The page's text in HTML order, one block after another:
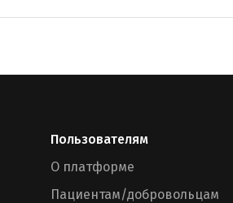
Пользователям
О платформе
Пациентам/добровольцам